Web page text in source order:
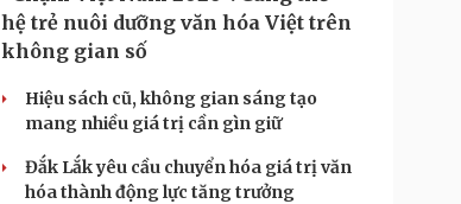
hệ trẻ nuôi dưỡng văn hóa Việt trên
không gian số
Hiệu sách cũ, không gian sáng tạo
mang nhiều giá trị cần gìn giữ
Đắk Lắk yêu cầu chuyển hóa giá trị văn
hóa thành động lực tăng trưởng